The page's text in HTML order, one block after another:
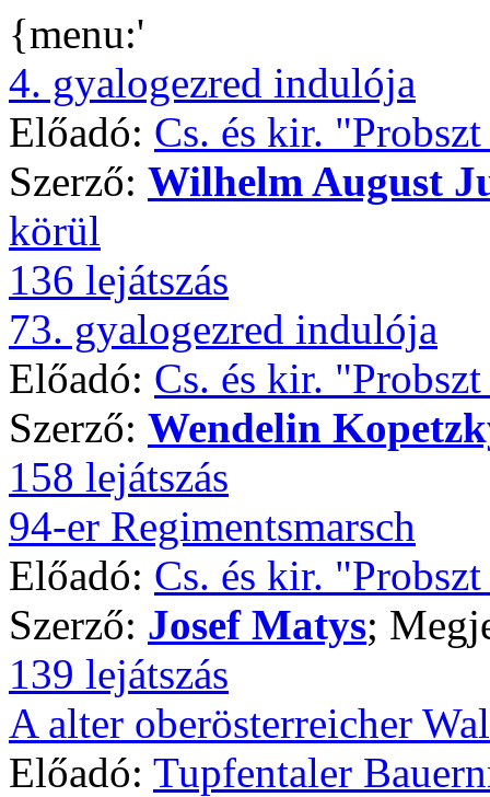
{menu:'
4. gyalogezred indulója
Előadó: Cs. és kir.
Szerző: Wilhelm August
körül
136 lejátszás
73. gyalogezred indulója
Előadó: Cs. és kir.
Szerző: Wendelin
158 lejátszás
94-er Regimentsmarsch
Előadó: Cs. és kir.
Szerző: Josef Matys;
139 lejátszás
A alter oberösterreicher
Előadó: Tupfentaler